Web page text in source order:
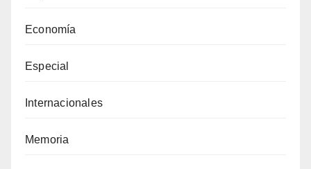
Economía
Especial
Internacionales
Memoria